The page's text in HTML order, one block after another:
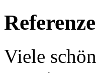
Viele